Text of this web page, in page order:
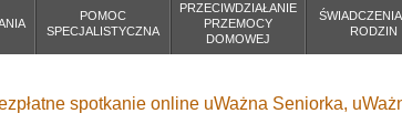
POMOC
SPECJALISTYCZNA
PRZECIWDZIAŁANIE
PRZEMOCY
DOMOWEJ
RODZIN
spotkanie online uWażna Seniorka,